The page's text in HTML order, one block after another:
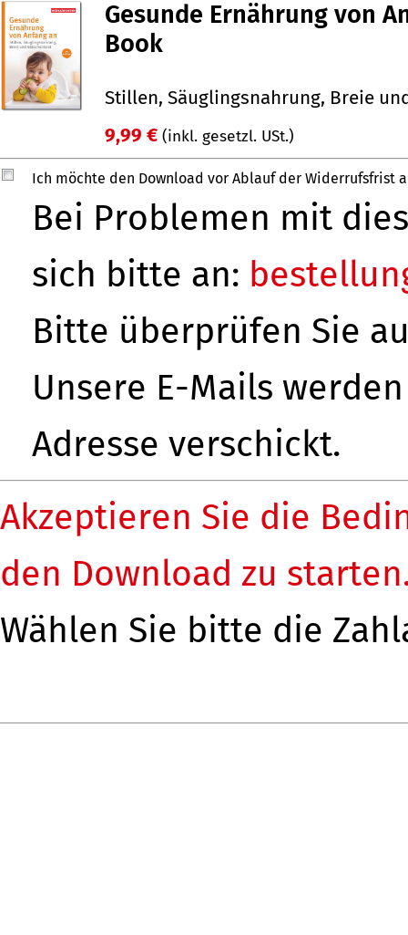
Gesunde Ernährung von
Book
Stillen, Säuglingsnahrung, Breie
9,99 € (inkl. gesetzl. USt.)
Ich möchte den Download vor Ablauf der Widerrufsfrist
Bei Problemen mit
sich bitte an:
Bitte überprüfen Sie
Unsere E-Mails
Adresse verschickt.
Akzeptieren Sie die
den Download zu
Wählen Sie bitte die